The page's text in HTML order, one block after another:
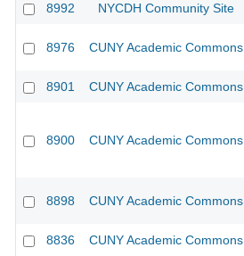
8992 NYCDH Community Site
8976 CUNY Academic Commons
8901 CUNY Academic Commons
8900 CUNY Academic Commons
8898 CUNY Academic Commons
8836 CUNY Academic Commons